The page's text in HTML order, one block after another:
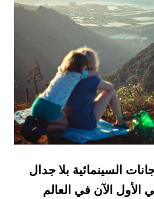
السينمائية بلا جدال
الأول الآن في العالم